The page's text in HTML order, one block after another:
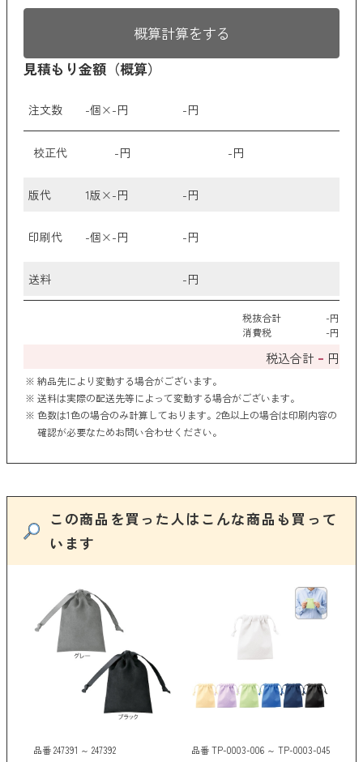
概算計算をする
見積もり金額（概算）
注文数 -個×-円 -円
校正代 -円 -円
版代 1版×-円 -円
印刷代 -個×-円 -円
送料 -円
税抜合計 -円
消費税
-円
税込合計 - 円
納品先により変動する場合がございます。
送料は実際の配送先等によって変動する場合がございます。
色数は1色の場合のみ計算しております。2色以上の場合は印刷内容の
確認が必要なためお問い合わせください。
この商品を買った人はこんな商品も買って
います
品番 247391 ～ 247392 品番 TP-0003-006 ～ TP-0003-045